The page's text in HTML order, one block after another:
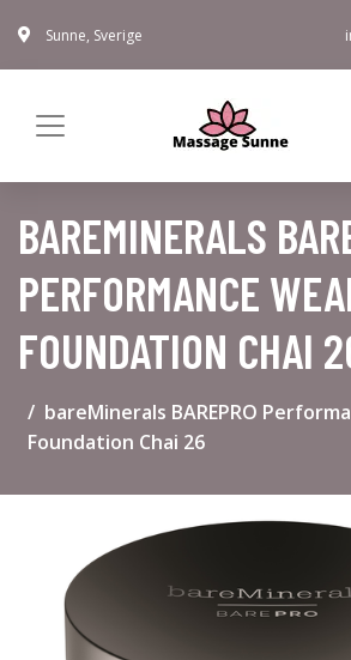
Sunne, Sverige
BAREMINERALS
PERFORMANCE
FOUNDATION CHAI
bareMinerals BAREPRO
Foundation Chai 26